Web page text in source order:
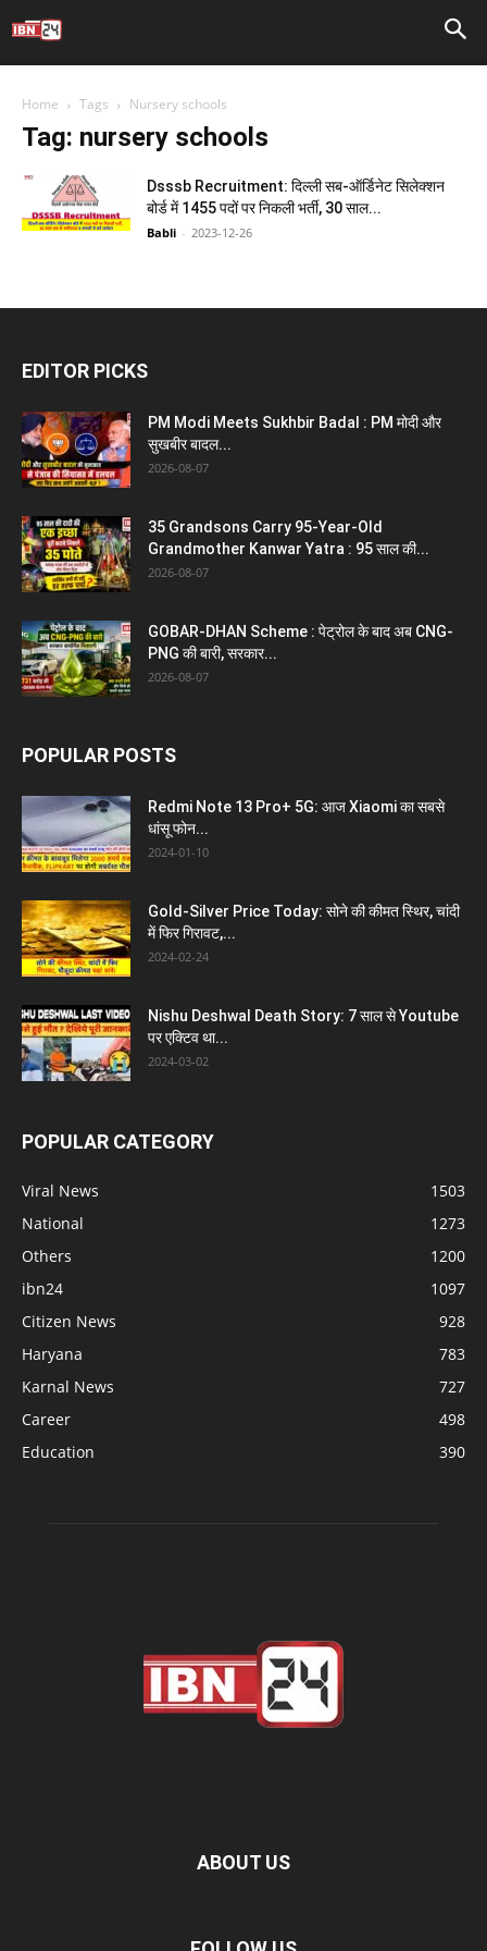
Home Tags Nursery schools
Tag: nursery schools
Dsssb Recruitment: दिल्ली सब-ऑर्डिनेट सिलेक्शन
बोर्ड में 1455 पदों पर निकली भर्ती, 30 साल...
Babli - 2023-12-26
EDITOR PICKS
PM Modi Meets Sukhbir Badal : PM मोदी और
सुखबीर बादल...
2026-08-07
35 Grandsons Carry 95-Year-Old
Grandmother Kanwar Yatra : 95 साल की...
2026-08-07
GOBAR-DHAN Scheme : पेट्रोल के बाद अब CNG-
PNG की बारी, सरकार...
2026-08-07
POPULAR POSTS
Redmi Note 13 Pro+ 5G: आज Xiaomi का सबसे
धांसू फोन...
2024-01-10
Gold-Silver Price Today: सोने की कीमत स्थिर, चांदी
में फिर गिरावट,...
2024-02-24
Nishu Deshwal Death Story: 7 साल से Youtube
पर एक्टिव था...
2024-03-02
POPULAR CATEGORY
Viral News
1503
National
1273
Others
1200
ibn24
1097
Citizen News
928
Haryana
783
Karnal News
727
Career
498
Education
390
ABOUT US